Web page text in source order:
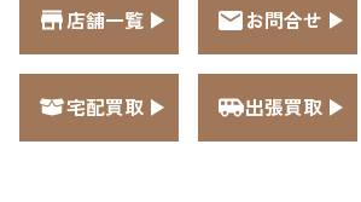
店舗一覧 お問合せ
宅配買取 出張買取